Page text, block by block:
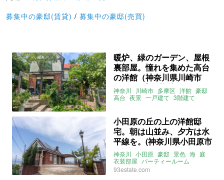
募集中の豪邸(賃貸) / 募集中の豪邸(売買)
暖炉、緑のガーデン、屋根
裏部屋。憧れを集めた高台
の洋館（神奈川県川崎市
150㎡の売買物件）
神奈川 川崎市 多摩区 洋館 豪邸
高台 夜景 一戸建て 3階建て
募集中 売買
小田原の丘の上の洋館邸
宅。朝は山並み、夕方は水
平線を。(神奈川県小田原市
355㎡の売買物件)
神奈川 小田原 豪邸 景色 海 庭
衣装部屋 パーティールーム
二世帯住宅 高台
一軒家 一戸建て
93estate.com